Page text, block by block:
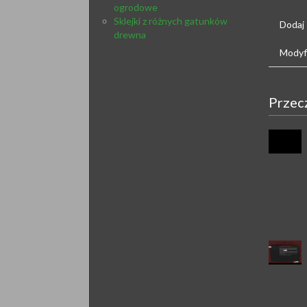
ogrodowe
Sklejki z różnych gatunków
drewna
Dodaj